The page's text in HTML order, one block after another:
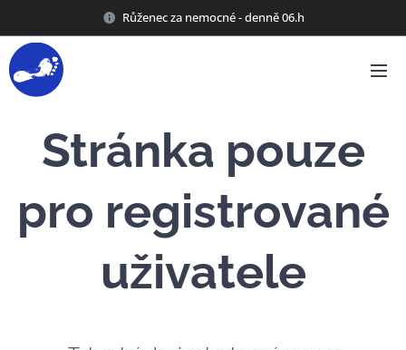
Růženec za nemocné - denně 06.h
Stránka pouze
pro registrované
uživatele